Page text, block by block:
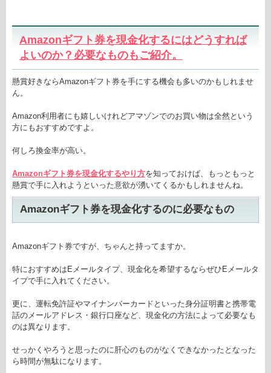
Amazonギフト券を現金化するにはどうすれば
よいのか？必要なものもご紹介。
懸賞好きならAmazonギフト券を手にする機会も多いのかもしれませ
ん。
Amazon利用者にも嬉しいけれどアマゾンでのお買い物は全然という
方にもおすすめですよ。
何しろ換金率が高い。
Amazonギフト券を現金化するやり方を知っておけば、もっともっと
懸賞で手に入れようといった意欲が湧いてくるかもしれませんね。
Amazonギフト券を現金化するのに必要なもの
Amazonギフト券ですが、ちゃんと持ってますか。
特におすすめはEメールタイプ、現金化を希望するならぜひEメールタ
イプで手に入れてください。
更に、運転免許証やマイナンバーカードといった身分証明書と携帯電
話のメールアドレス・銀行口座など、現金化の方法によって必要なも
のは異なります。
せっかくやろうと思ったのに肝心のものがなくできなかったとなった
ら時間が無駄になります。